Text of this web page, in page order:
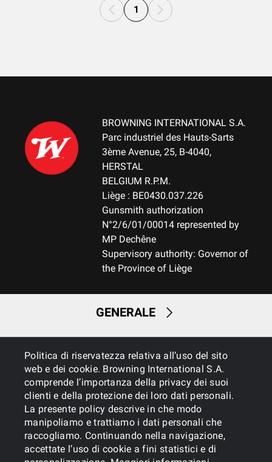
Politica di riservatezza relativa all’uso del sito
web e dei cookie. Browning International S.A.
comprende l’importanza della privacy dei suoi
clienti e della protezione dei loro dati personali.
La presente policy descrive in che modo
manipoliamo e trattiamo i dati personali che
raccogliamo. Continuando nella navigazione,
accettate l’uso di cookie a fini statistici e di
1
BROWNING INTERNATIONAL S.A.
Parc industriel des Hauts-Sarts
3ème Avenue, 25, B-4040,
HERSTAL
BELGIUM R.P.M.
Liège : BE0430.037.226
Gunsmith authorization
N°2/6/01/00014 represented by
MP Dechêne
Supervisory authority: Governor of
the Province of Liège
GENERALE
SERVIZI
CookiesInformativa sulla privacy